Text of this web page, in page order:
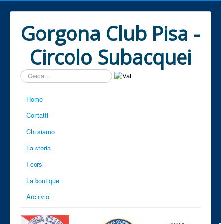
Gorgona Club Pisa -
Circolo Subacquei
Cerca...
Home
Contatti
Chi siamo
La storia
I corsi
La boutique
Archivio